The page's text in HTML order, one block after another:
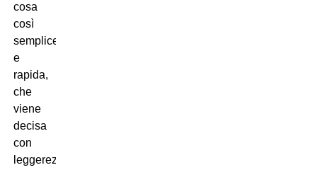
cosa
così
semplice
e
rapida,
che
viene
decisa
con
leggerezza.